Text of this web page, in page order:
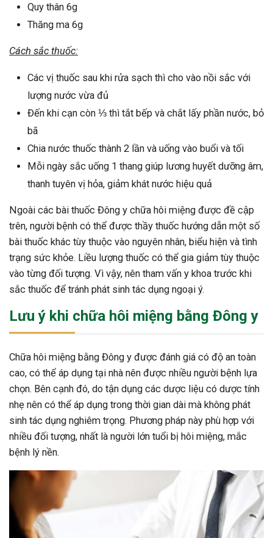
Quy thân 6g
Thăng ma 6g
Cách sắc thuốc:
Các vị thuốc sau khi rửa sạch thì cho vào nồi sắc với
lượng nước vừa đủ
Đến khi cạn còn ⅓ thì tắt bếp và chắt lấy phần nước, bỏ
bã
Chia nước thuốc thành 2 lần và uống vào buổi và tối
Mỗi ngày sắc uống 1 thang giúp lương huyết dưỡng âm,
thanh tuyên vị hỏa, giảm khát nước hiệu quả
Ngoài các bài thuốc Đông y chữa hôi miệng được đề cập
trên, người bệnh có thể được thầy thuốc hướng dẫn một số
bài thuốc khác tùy thuộc vào nguyên nhân, biểu hiện và tình
trạng sức khỏe. Liều lượng thuốc có thể gia giảm tùy thuộc
vào từng đối tượng. Vì vậy, nên tham vấn y khoa trước khi
sắc thuốc để tránh phát sinh tác dụng ngoại ý.
Lưu ý khi chữa hôi miệng bằng Đông y
Chữa hôi miệng bằng Đông y được đánh giá có độ an toàn
cao, có thể áp dụng tại nhà nên được nhiều người bệnh lựa
chọn. Bên cạnh đó, do tận dụng các dược liệu có dược tính
nhẹ nên có thể áp dụng trong thời gian dài mà không phát
sinh tác dụng nghiêm trọng. Phương pháp này phù hợp với
nhiều đối tượng, nhất là người lớn tuổi bị hôi miệng, mắc
bệnh lý nền.